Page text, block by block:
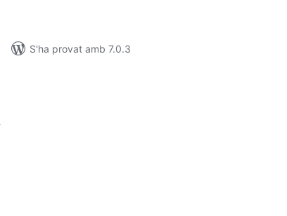
S'ha provat amb 7.0.3